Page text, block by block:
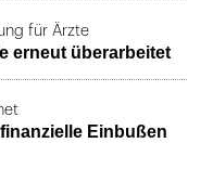
für Ärzte
erneut überarbeitet
Einbußen